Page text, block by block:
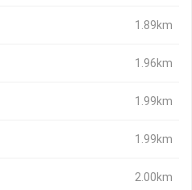
1.89km
1.96km
1.99km
1.99km
2.00km